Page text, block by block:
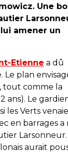
Une
amener un
Etienne a dû
Le plan
tout comme la
ans). Le
les Verts
en barrages a
aurait